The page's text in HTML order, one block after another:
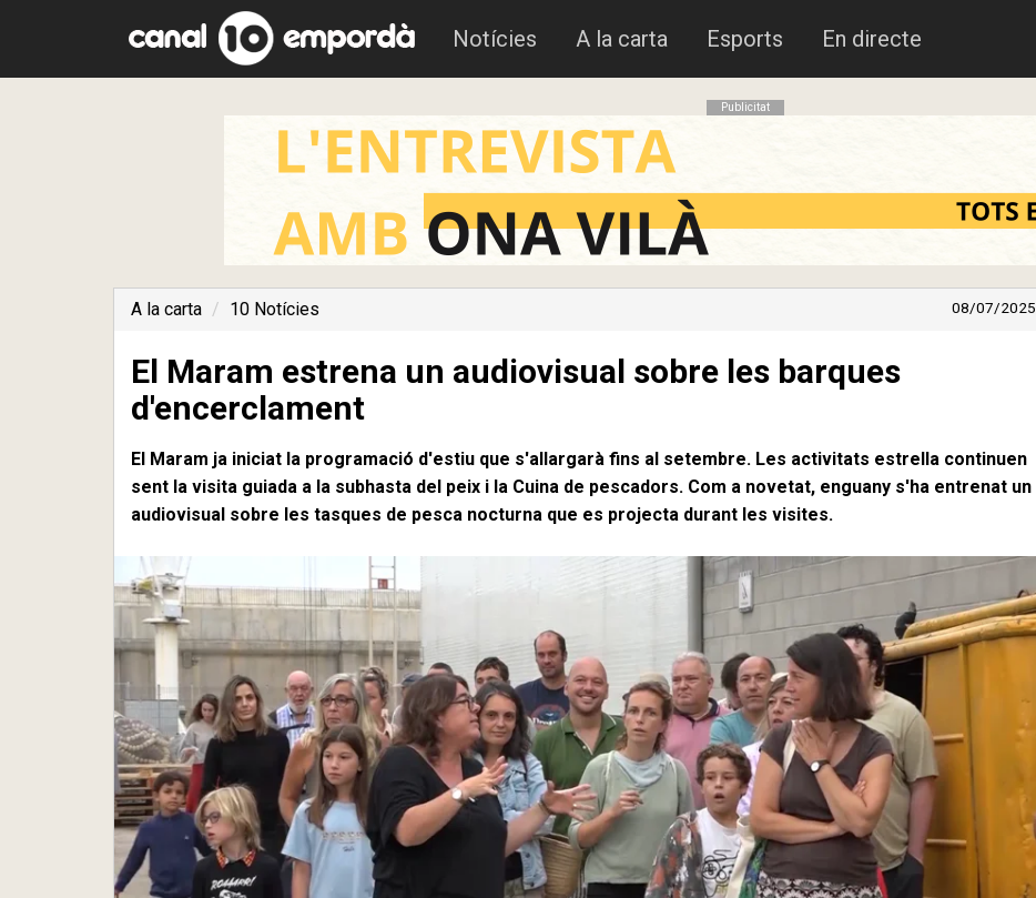
Notícies A la carta Esports En directe
Publicitat
A la carta 10 Notícies 08/07/2025
El Maram estrena un audiovisual sobre les barques
d'encerclament
El Maram ja iniciat la programació d'estiu que s'allargarà fins al setembre. Les activitats estrella continuen
sent la visita guiada a la subhasta del peix i la Cuina de pescadors. Com a novetat, enguany s'ha entrenat un
audiovisual sobre les tasques de pesca nocturna que es projecta durant les visites.